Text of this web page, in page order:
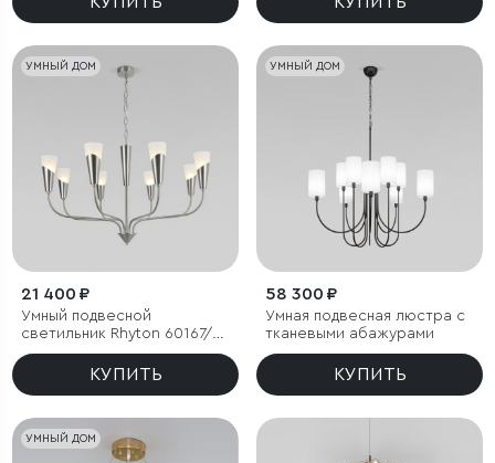
УМНЫЙ ДОМ
21 400 ₽
Умный подвесной
светильник Rhyton 60167/8
никель
КУПИТЬ
УМНЫЙ ДОМ
58 300 ₽
Умная подвесная люстра с
тканевыми абажурами
КУПИТЬ
УМНЫЙ ДОМ